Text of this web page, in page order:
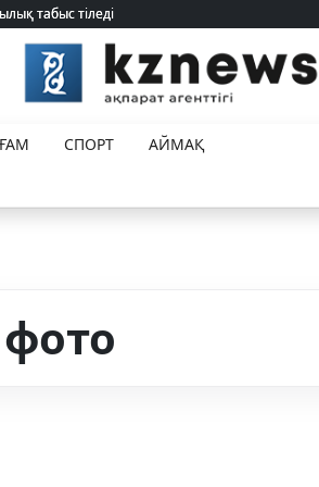
табыс тіледі
табыс тіледі
СПОРТ
АЙМАҚ